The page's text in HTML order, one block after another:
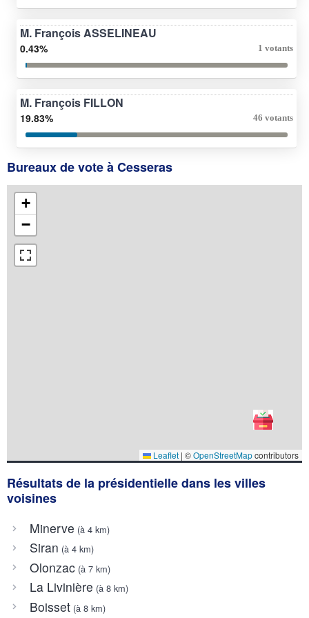
M. François ASSELINEAU
0.43% 1 votants
M. François FILLON
19.83% 46 votants
Bureaux de vote à Cesseras
+
−
Leaflet | ©OpenStreetMapcontributors
Résultats de la présidentielle dans les villes
voisines
Minerve (à 4 km)
Siran (à 4 km)
Olonzac(à 7 km)
La Livinière (à 8 km)
Boisset(à 8 km)